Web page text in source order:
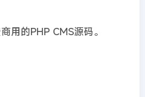
用的PHP CMS源码。